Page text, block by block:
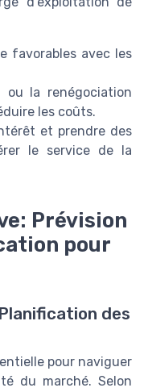
favorables avec les
ou la renégociation
les coûts.
et prendre des
le service de la
Prévision
pour
des
pour naviguer
du marché. Selon